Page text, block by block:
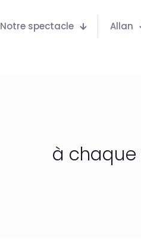
Notre spectacle Allan
à chaque